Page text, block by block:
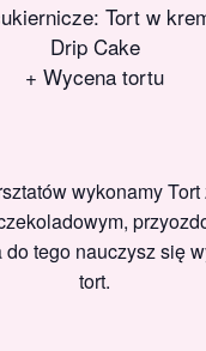
Tort w
Drip Cake
+ Wycena tortu
wykonamy Tort
do tego nauczysz się
tort.